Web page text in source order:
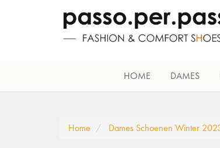
HOME DAMES
Home Dames Schoenen Winter